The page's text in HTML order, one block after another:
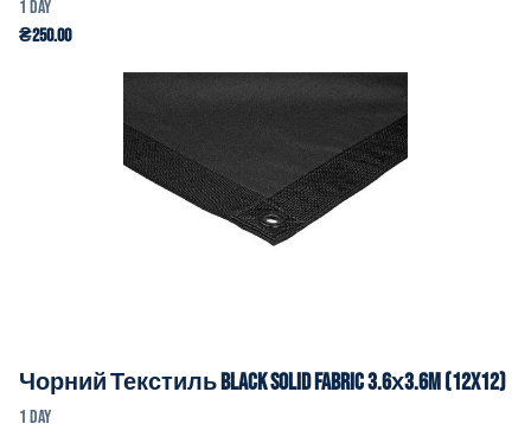
Чорний Текстиль Black Solid Fabric 3.6х3.6m (12x12)